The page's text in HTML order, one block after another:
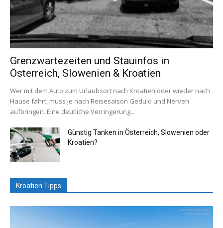
Grenzwartezeiten und Stauinfos in
Österreich, Slowenien & Kroatien
Wer mit dem Auto zum Urlaubsort nach Kroatien oder wieder nach
Hause fährt, muss je nach Reisesaison Geduld und Nerven
aufbringen. Eine deutliche Verringerung...
Günstig Tanken in Österreich, Slowenien oder
Kroatien?
Kroatien Tipps